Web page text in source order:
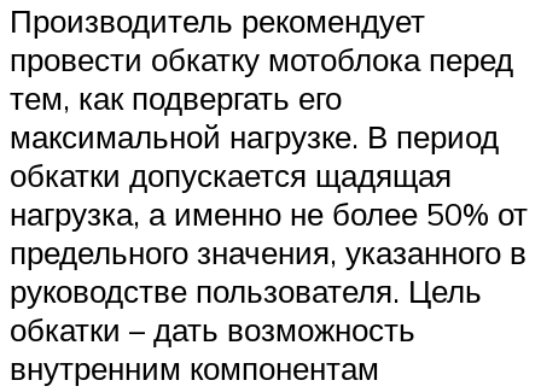
Производитель рекомендует
провести обкатку мотоблока перед
тем, как подвергать его
максимальной нагрузке. В период
обкатки допускается щадящая
нагрузка, а именно не более 50% от
предельного значения, указанного в
руководстве пользователя. Цель
обкатки – дать возможность
внутренним компонентам